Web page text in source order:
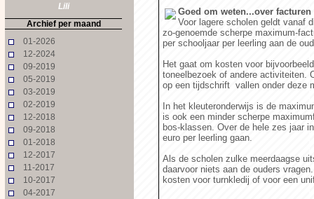
Lili
Archief per maand
01-2026
12-2024
09-2019
05-2019
03-2019
02-2019
12-2018
09-2018
01-2018
12-2017
11-2017
10-2017
04-2017
Goed om weten...over facturen
Voor lagere scholen geldt vanaf
zo-genoemde scherpe maximum-
per schooljaar per leerling aan de
Het gaat om kosten voor
toneelbezoek of andere activiteiten.
op een tijdschrift vallen onder deze
In het kleuteronderwijs is de
is ook een minder scherpe
bos-klassen. Over de hele zes jaar
euro per leerling gaan.
Als de scholen zulke meerdaagse
daarvoor niets aan de ouders
kosten voor turnkledij of voor een